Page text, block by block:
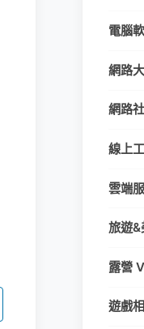
電腦
網路
網路
線上
雲端
旅遊&
露營
遊戲